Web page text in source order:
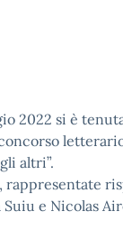
2022 si è
altri”.
rappresentate
e Nicolas